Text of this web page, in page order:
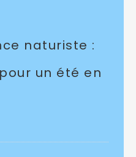
naturiste :
un été en